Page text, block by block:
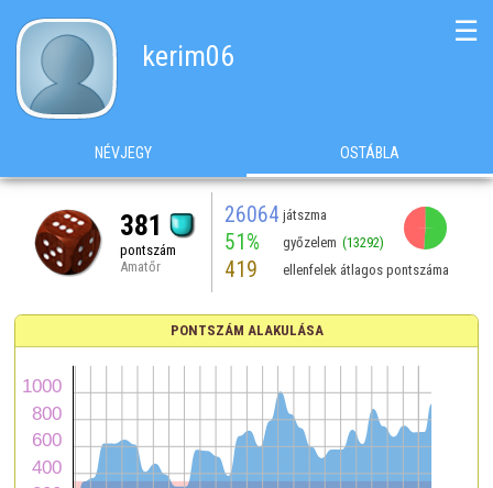
kerim06
☰
NÉVJEGY OSTÁBLA
381
pontszám
Amatőr
26064 játszma
51% győzelem (13292)
419 ellenfelek átlagos pontszáma
PONTSZÁM ALAKULÁSA